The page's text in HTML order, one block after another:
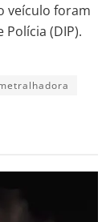
veículo foram
(DIP).